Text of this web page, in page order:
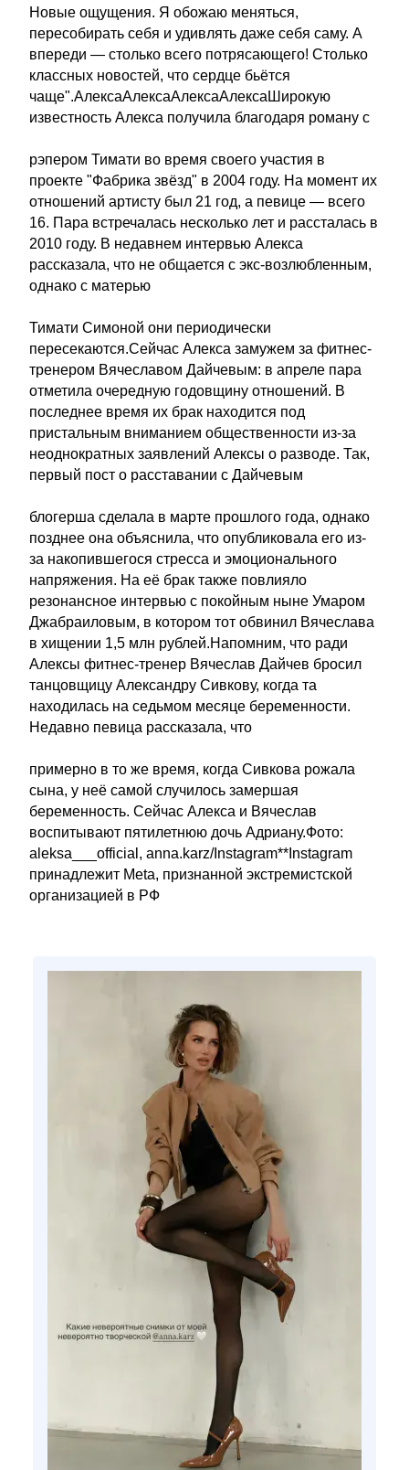
Новые ощущения. Я обожаю меняться,
пересобирать себя и удивлять даже себя саму. А
впереди — столько всего потрясающего! Столько
классных новостей, что сердце бьётся
чаще".АлексаАлексаАлексаАлексаШирокую
известность Алекса получила благодаря роману с
рэпером Тимати во время своего участия в
проекте "Фабрика звёзд" в 2004 году. На момент их
отношений артисту был 21 год, а певице — всего
16. Пара встречалась несколько лет и рассталась в
2010 году. В недавнем интервью Алекса
рассказала, что не общается с экс-возлюбленным,
однако с матерью
Тимати Симоной они периодически
пересекаются.Сейчас Алекса замужем за фитнес-
тренером Вячеславом Дайчевым: в апреле пара
отметила очередную годовщину отношений. В
последнее время их брак находится под
пристальным вниманием общественности из-за
неоднократных заявлений Алексы о разводе. Так,
первый пост о расставании с Дайчевым
блогерша сделала в марте прошлого года, однако
позднее она объяснила, что опубликовала его из-
за накопившегося стресса и эмоционального
напряжения. На её брак также повлияло
резонансное интервью с покойным ныне Умаром
Джабраиловым, в котором тот обвинил Вячеслава
в хищении 1,5 млн рублей.Напомним, что ради
Алексы фитнес-тренер Вячеслав Дайчев бросил
танцовщицу Александру Сивкову, когда та
находилась на седьмом месяце беременности.
Недавно певица рассказала, что
примерно в то же время, когда Сивкова рожала
сына, у неё самой случилось замершая
беременность. Сейчас Алекса и Вячеслав
воспитывают пятилетнюю дочь Адриану.Фото:
aleksa___official, anna.karz/Instagram**Instagram
принадлежит Meta, признанной экстремистской
организацией в РФ